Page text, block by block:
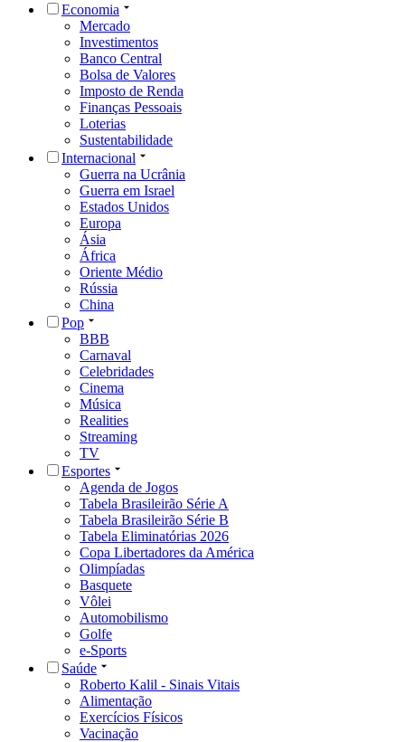
Economia
Mercado
Investimentos
Banco Central
Bolsa de Valores
Imposto de Renda
Finanças Pessoais
Loterias
Sustentabilidade
Internacional
Guerra na Ucrânia
Guerra em Israel
Estados Unidos
Europa
Ásia
África
Oriente Médio
Rússia
China
Pop
BBB
Carnaval
Celebridades
Cinema
Música
Realities
Streaming
TV
Esportes
Agenda de Jogos
Tabela Brasileirão Série A
Tabela Brasileirão Série B
Tabela Eliminatórias 2026
Copa Libertadores da América
Olimpíadas
Basquete
Vôlei
Automobilismo
Golfe
e-Sports
Saúde
Roberto Kalil - Sinais Vitais
Alimentação
Exercícios Físicos
Vacinação